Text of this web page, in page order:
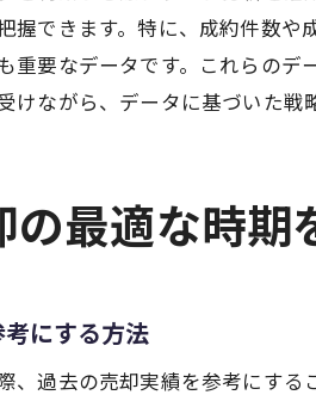
金
大阪市
市
売
握できます。特に、成約件数
重要なデータです。これらのデ
けながら、データに基づいた戦
の最適な時
にする方法
、過去の売却実績を参考にす